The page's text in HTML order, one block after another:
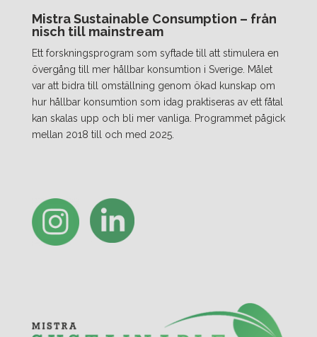
Mistra Sustainable Consumption – från
nisch till mainstream
Ett forskningsprogram som syftade till att stimulera en
övergång till mer hållbar konsumtion i Sverige. Målet
var att bidra till omställning genom ökad kunskap om
hur hållbar konsumtion som idag praktiseras av ett fåtal
kan skalas upp och bli mer vanliga. Programmet pågick
mellan 2018 till och med 2025.